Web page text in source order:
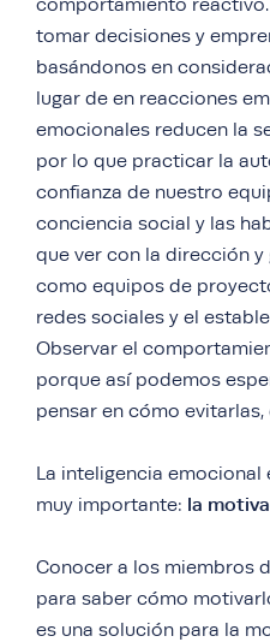
comportamiento reactivo.
tomar decisiones y
basándonos en
lugar de en reacciones
emocionales reducen la
por lo que practicar la
confianza de nuestro
conciencia social y las
que ver con la dirección
como equipos de
redes sociales y el
Observar el
porque así podemos
pensar en cómo
La inteligencia
muy importante: la
Conocer a los miembros
para saber cómo
es una solución para la